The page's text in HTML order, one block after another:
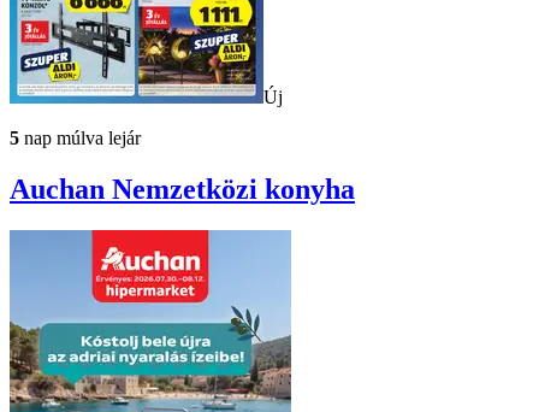
Új
5 nap múlva lejár
Auchan Nemzetközi konyha